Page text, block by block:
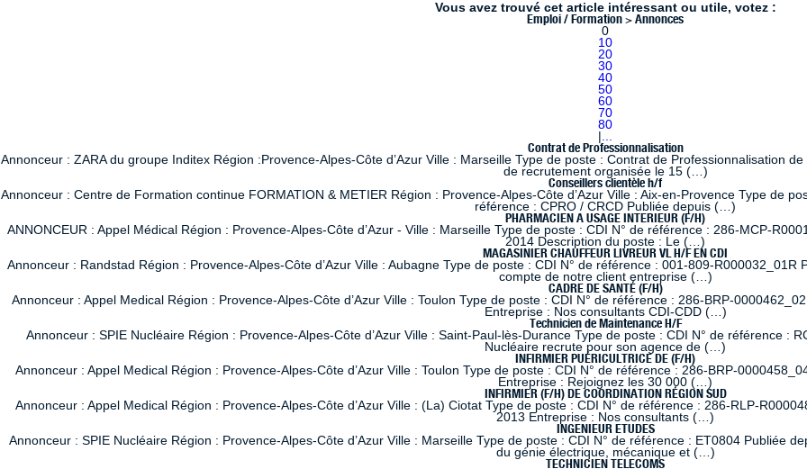
Vous avez trouvé cet article intéressant ou utile, votez :
Emploi / Formation > Annonces
0
10
20
30
40
50
60
70
80
...
Contrat de Professionnalisation
Annonceur : ZARA du groupe Inditex Région :Provence-Alpes-Côte d’Azur Ville : Marseille Type de poste : Contrat de Professionnalisation
de recrutement organisée le 15 (…)
Conseillers clientèle h/f
Annonceur : Centre de Formation continue FORMATION & METIER Région : Provence-Alpes-Côte d’Azur Ville : Aix-en-Provence Type de
référence : CPRO / CRCD Publiée depuis (…)
PHARMACIEN A USAGE INTERIEUR (F/H)
ANNONCEUR : Appel Médical Région : Provence-Alpes-Côte d’Azur - Ville : Marseille Type de poste : CDI N° de référence : 286-MCP-
2014 Description du poste : Le (…)
MAGASINIER CHAUFFEUR LIVREUR VL H/F EN CDI
Annonceur : Randstad Région : Provence-Alpes-Côte d’Azur Ville : Aubagne Type de poste : CDI N° de référence : 001-809-
compte de notre client entreprise (…)
CADRE DE SANTÉ (F/H)
Annonceur : Appel Medical Région : Provence-Alpes-Côte d’Azur Ville : Toulon Type de poste : CDI N° de référence : 286-BRP-
Entreprise : Nos consultants CDI-CDD (…)
Technicien de Maintenance H/F
Annonceur : SPIE Nucléaire Région : Provence-Alpes-Côte d’Azur Ville : Saint-Paul-lès-Durance Type de poste : CDI N° de référence :
Nucléaire recrute pour son agence de (…)
INFIRMIER PUÉRICULTRICE DE (F/H)
Annonceur : Appel Medical Région : Provence-Alpes-Côte d’Azur Ville : Toulon Type de poste : CDI N° de référence : 286-BRP-
Entreprise : Rejoignez les 30 000 (…)
INFIRMIER (F/H) DE COORDINATION RÉGION SUD
Annonceur : Appel Medical Région : Provence-Alpes-Côte d’Azur Ville : (La) Ciotat Type de poste : CDI N° de référence : 286-RLP-
2013 Entreprise : Nos consultants (…)
INGENIEUR ETUDES
Annonceur : SPIE Nucléaire Région : Provence-Alpes-Côte d’Azur Ville : Marseille Type de poste : CDI N° de référence : ET0804 Publiée
du génie électrique, mécanique et (…)
TECHNICIEN TELECOMS